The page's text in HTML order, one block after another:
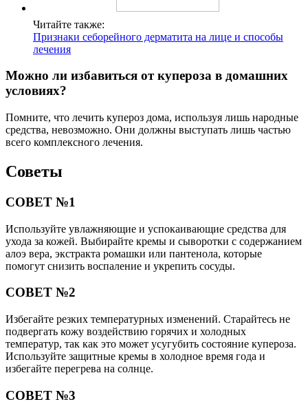
Читайте также:
Признаки себорейного дерматита на лице и способы
лечения
Можно ли избавиться от купероза в домашних
условиях?
Помните, что лечить купероз дома, используя лишь народные
средства, невозможно. Они должны выступать лишь частью
всего комплексного лечения.
Советы
СОВЕТ №1
Используйте увлажняющие и успокаивающие средства для
ухода за кожей. Выбирайте кремы и сыворотки с содержанием
алоэ вера, экстракта ромашки или пантенола, которые
помогут снизить воспаление и укрепить сосуды.
СОВЕТ №2
Избегайте резких температурных изменений. Старайтесь не
подвергать кожу воздействию горячих и холодных
температур, так как это может усугубить состояние купероза.
Используйте защитные кремы в холодное время года и
избегайте перегрева на солнце.
СОВЕТ №3